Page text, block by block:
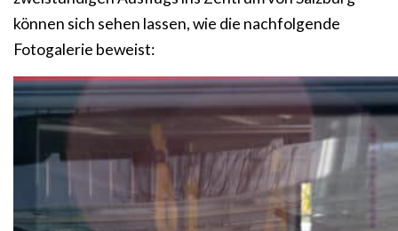
können sich sehen lassen, wie die nachfolgende
Fotogalerie beweist: